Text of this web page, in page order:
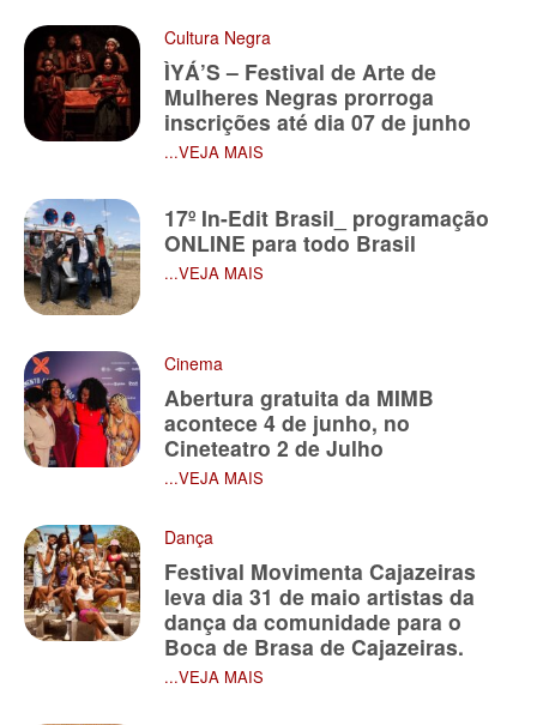
Cultura Negra
ÌYÁ’S – Festival de Arte de
Mulheres Negras prorroga
inscrições até dia 07 de junho
...VEJA MAIS
17º In-Edit Brasil_ programação
ONLINE para todo Brasil
...VEJA MAIS
Cinema
Abertura gratuita da MIMB
acontece 4 de junho, no
Cineteatro 2 de Julho
...VEJA MAIS
Dança
Festival Movimenta Cajazeiras
leva dia 31 de maio artistas da
dança da comunidade para o
Boca de Brasa de Cajazeiras.
...VEJA MAIS